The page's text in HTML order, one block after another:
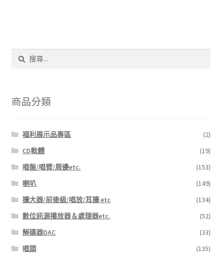
字:
商品分類
福利展示品專區
(2)
CD軟體
(19)
唱盤/唱臂/周邊etc.
(153)
喇叭
(149)
擴大器/前後級/唱放/耳擴 etc
(134)
數位訊源播放器＆處理器etc.
(52)
解碼器DAC
(33)
唱頭
(135)